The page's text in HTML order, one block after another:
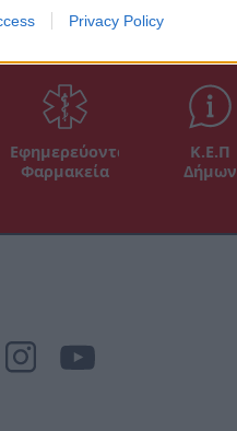
Privacy Policy
Εφημερεύοντα
Φαρμακεία
Κ.Ε.Π
Δήμων